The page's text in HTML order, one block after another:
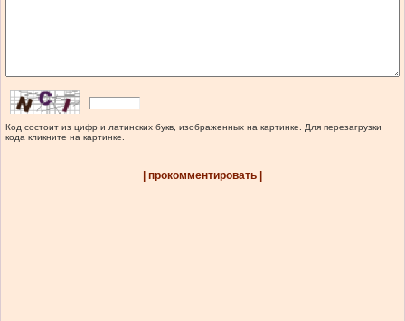
Код состоит из цифр и латинских букв, изображенных на картинке. Для перезагрузки
кода кликните на картинке.
| прокомментировать |